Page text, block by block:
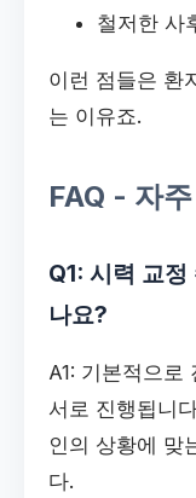
철저한 사
이런 점들은 환
는 이유죠.
FAQ - 자
Q1: 시력 교
나요?
A1: 기본적으로
서로 진행됩니
인의 상황에 맞
다.